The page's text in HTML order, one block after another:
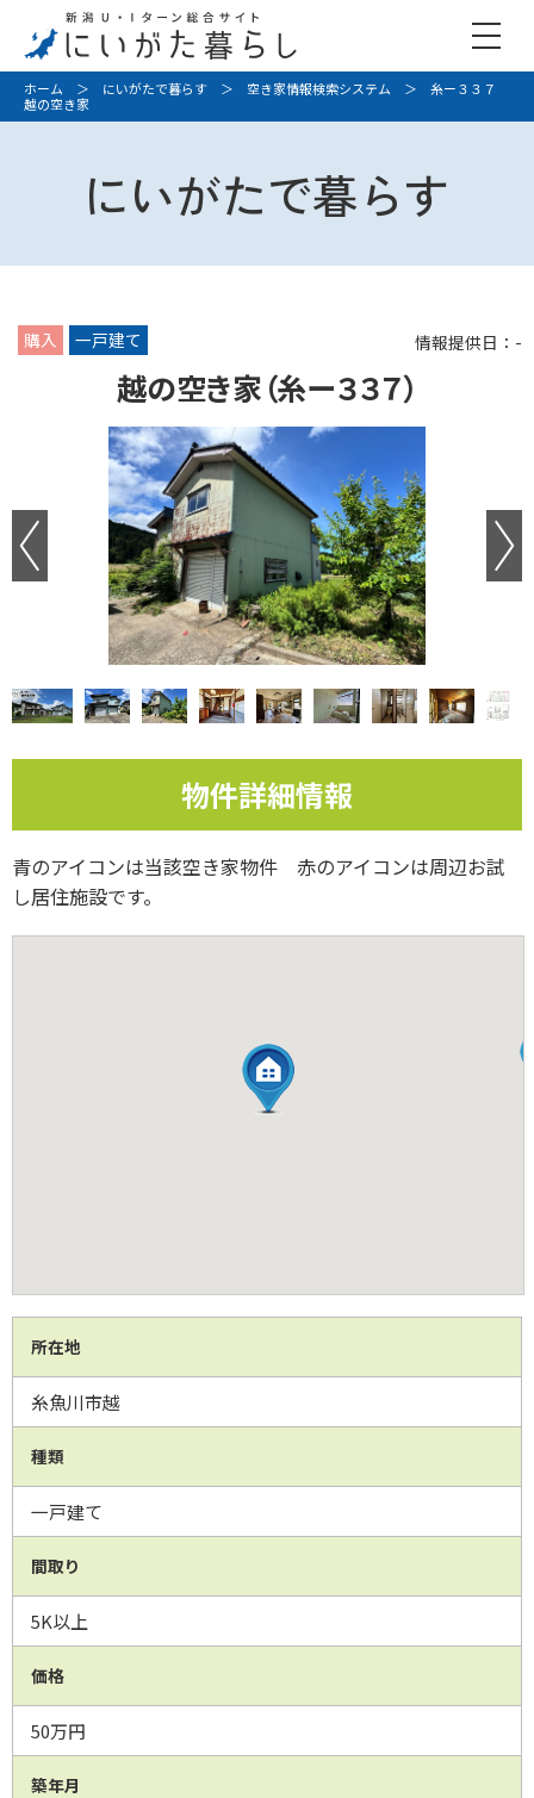
ホーム ＞ にいがたで暮らす ＞ 空き家情報検索システム ＞ 糸ー３３７
越の空き家
にいがたで暮らす
購入 一戸建て
越の空き家（糸ー３３７）
情報提供日：-
Previous
物件詳細情報
青のアイコンは当該空き家物件 赤のアイコンは周辺お試
し居住施設です。
所在地
糸魚川市越
種類
一戸建て
間取り
5K以上
価格
50万円
築年月